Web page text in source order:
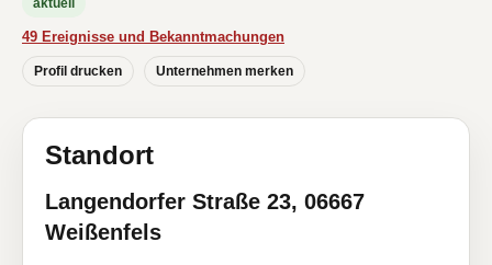
aktuell
49 Ereignisse und Bekanntmachungen
Profil drucken Unternehmen merken
Standort
Langendorfer Straße 23, 06667
Weißenfels